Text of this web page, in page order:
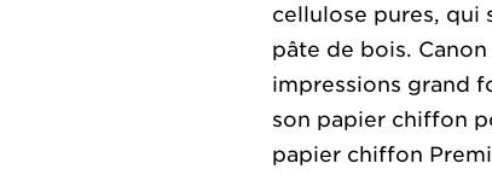
cellulose pures, qui
pâte de bois.
impressions grand
son papier chiffon
papier chiffon